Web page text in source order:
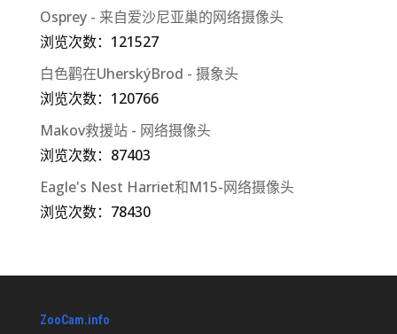
Osprey - 来自爱沙尼亚巢的网络摄像头
浏览次数：121527
白色鹳在UherskýBrod - 摄象头
浏览次数：120766
Makov救援站 - 网络摄像头
浏览次数：87403
Eagle's Nest Harriet和M15-网络摄像头
浏览次数：78430
ZooCam.info